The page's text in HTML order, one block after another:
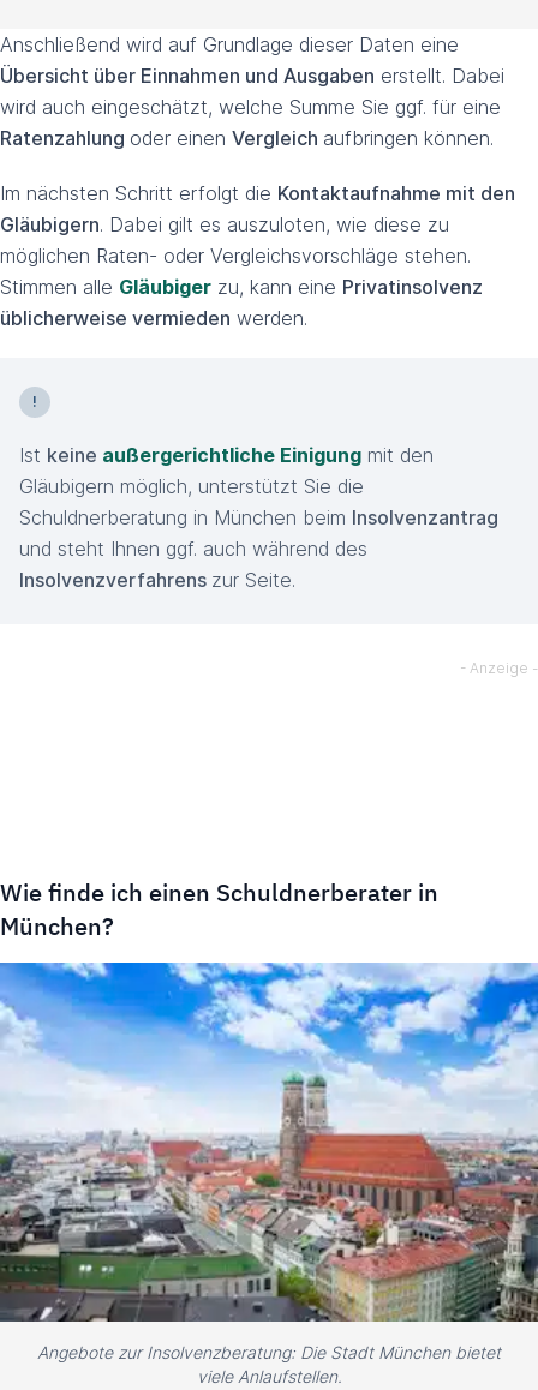
Anschließend wird auf Grundlage dieser Daten eine
Übersicht über Einnahmen und Ausgaben erstellt. Dabei
wird auch eingeschätzt, welche Summe Sie ggf. für eine
Ratenzahlung oder einen Vergleich aufbringen können.
Im nächsten Schritt erfolgt die Kontaktaufnahme mit den
Gläubigern. Dabei gilt es auszuloten, wie diese zu
möglichen Raten- oder Vergleichsvorschläge stehen.
Stimmen alle Gläubiger zu, kann eine Privatinsolvenz
üblicherweise vermieden werden.
Ist keine außergerichtliche Einigung mit den
Gläubigern möglich, unterstützt Sie die
Schuldnerberatung in München beim Insolvenzantrag
und steht Ihnen ggf. auch während des
Insolvenzverfahrens zur Seite.
Wie finde ich einen Schuldnerberater in
München?
Angebote zur Insolvenzberatung: Die Stadt München bietet
viele Anlaufstellen.